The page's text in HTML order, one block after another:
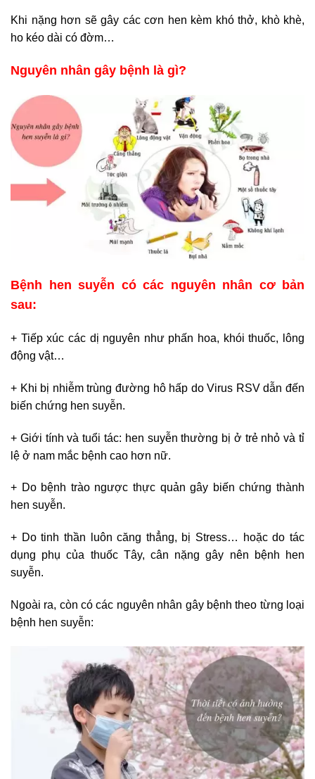
Khi nặng hơn sẽ gây các cơn hen kèm khó thở, khò khè,
ho kéo dài có đờm…
Nguyên nhân gây bệnh là gì?
Bệnh hen suyễn có các nguyên nhân cơ bản
sau:
+ Tiếp xúc các dị nguyên như phấn hoa, khói thuốc, lông
động vật…
+ Khi bị nhiễm trùng đường hô hấp do Virus RSV dẫn đến
biến chứng hen suyễn.
+ Giới tính và tuổi tác: hen suyễn thường bị ở trẻ nhỏ và tỉ
lệ ở nam mắc bệnh cao hơn nữ.
+ Do bệnh trào ngược thực quản gây biến chứng thành
hen suyễn.
+ Do tinh thần luôn căng thẳng, bị Stress… hoặc do tác
dụng phụ của thuốc Tây, cân nặng gây nên bệnh hen
suyễn.
Ngoài ra, còn có các nguyên nhân gây bệnh theo từng loại
bệnh hen suyễn: